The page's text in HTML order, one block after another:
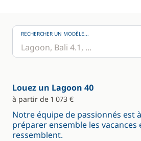
RECHERCHER UN MODÈLE...
Louez un Lagoon 40
à partir de 1 073 €
Notre équipe de passionnés est
préparer ensemble les vacances
ressemblent.